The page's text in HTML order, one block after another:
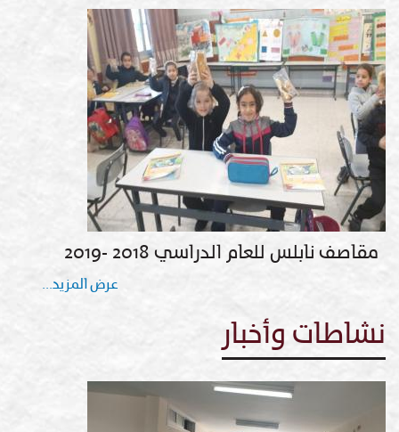
مقاصف نابلس للعام الدراسي 2018 -2019
عرض المزيد...
نشاطات وأخبار